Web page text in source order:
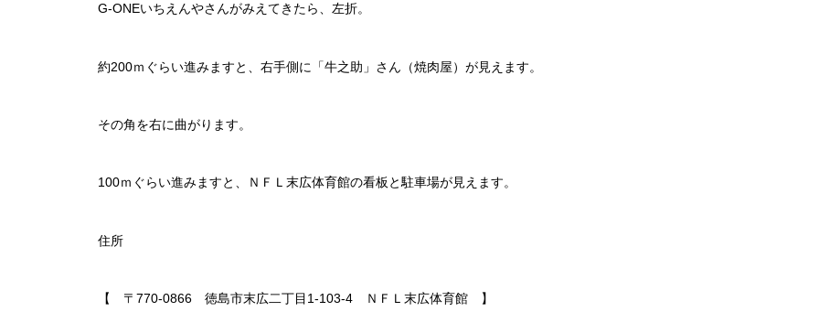
G-ONEいちえんやさんがみえてきたら、左折。
約200ｍぐらい進みますと、右手側に「牛之助」さん（焼肉屋）が見えます。
その角を右に曲がります。
100ｍぐらい進みますと、ＮＦＬ末広体育館の看板と駐車場が見えます。
住所
【 〒770-0866 徳島市末広二丁目1-103-4 ＮＦＬ末広体育館 】